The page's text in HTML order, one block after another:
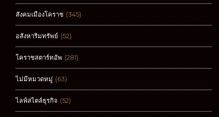
สังคมเมืองโคราช (345)
อสังหาริมทรัพย์ (52)
โคราชสตาร์ทอัพ (281)
ไม่มีหมวดหมู่ (63)
ไลฟ์สไตล์ธุรกิจ (52)